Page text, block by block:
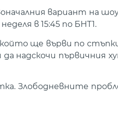
вариант на
в 15:45 по БНТ1.
ще върви по
надскочи първичния
Злободневните